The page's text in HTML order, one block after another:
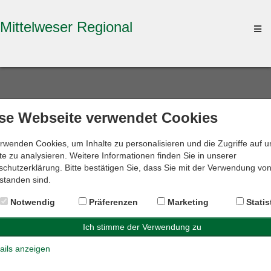
Webseite verwendet Cookies
Cookies, um Inhalte zu personalisieren und die Zugriffe auf
zu analysieren. Weitere Informationen finden Sie in unserer
Bitte bestätigen Sie, dass Sie mit der Verwendung
sind.
Notwendig Präferenzen Marketing
anzeigen
Mittelweser Regional
Suchergebnisse
Für Ihre Suche nachMediator im Umkreis von 10 kmum
31582 Nienburgwurde1 Ergebnisgefunden.